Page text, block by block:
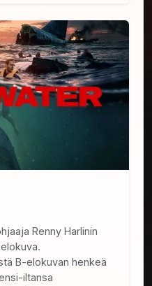
Renny Harlinin
B-elokuvan henkeä
iltansa